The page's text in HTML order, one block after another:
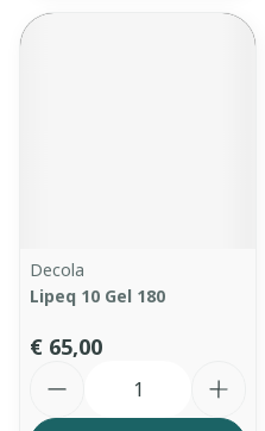
Decola
Lipeq 10 Gel 180
€ 65,00